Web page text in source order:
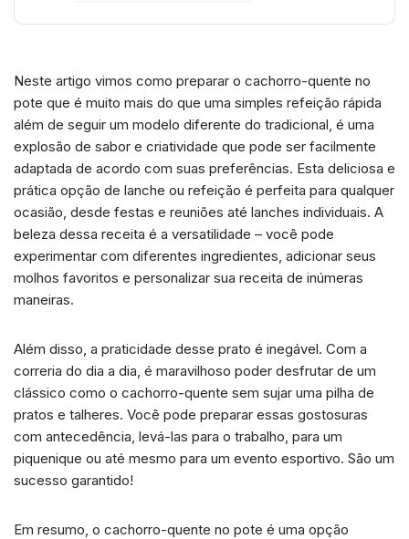
Neste artigo vimos como preparar o cachorro-quente no
pote que é muito mais do que uma simples refeição rápida
além de seguir um modelo diferente do tradicional, é uma
explosão de sabor e criatividade que pode ser facilmente
adaptada de acordo com suas preferências. Esta deliciosa e
prática opção de lanche ou refeição é perfeita para qualquer
ocasião, desde festas e reuniões até lanches individuais. A
beleza dessa receita é a versatilidade – você pode
experimentar com diferentes ingredientes, adicionar seus
molhos favoritos e personalizar sua receita de inúmeras
maneiras.
Além disso, a praticidade desse prato é inegável. Com a
correria do dia a dia, é maravilhoso poder desfrutar de um
clássico como o cachorro-quente sem sujar uma pilha de
pratos e talheres. Você pode preparar essas gostosuras
com antecedência, levá-las para o trabalho, para um
piquenique ou até mesmo para um evento esportivo. São um
sucesso garantido!
Em resumo, o cachorro-quente no pote é uma opção